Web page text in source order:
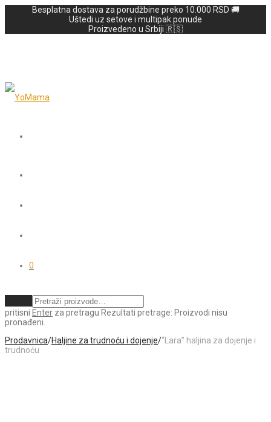
Besplatna dostava za porudžbine preko 10.000 RSD 🚚
Uštedi uz setove i multipak ponude
Proizvedeno u Srbiji 🇷🇸
0
pritisni Enter za pretragu Rezultati pretrage: Proizvodi nisu
pronađeni.
Prodavnica/Haljine za trudnoću i dojenje/“Lara” haljina za dojenje i
trudnoću